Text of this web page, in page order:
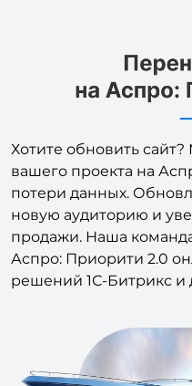
Хотите обновить
вашего проекта на
потери данных.
новую аудиторию и
продажи. Наша
Аспро: Приорити 2.0
решений 1С-Битрикс и